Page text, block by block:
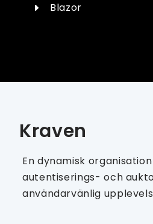
Blazor
Kraven
En dynamisk
autentiserings- och
användarvänlig